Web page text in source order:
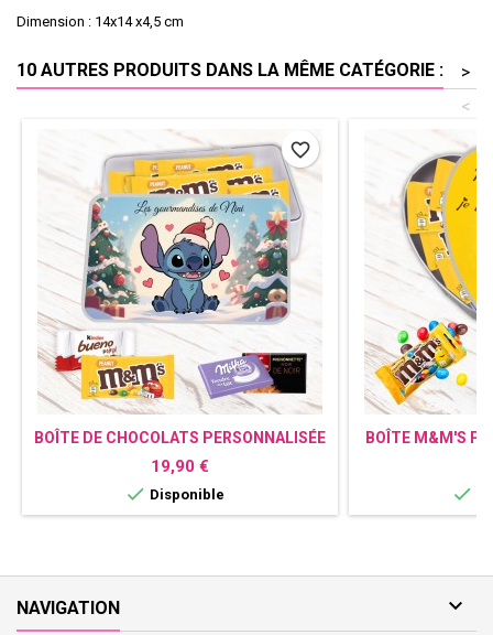
Dimension : 14x14 x4,5 cm
10 AUTRES PRODUITS DANS LA MÊME CATÉGORIE :
>
<
BOÎTE DE CHOCOLATS PERSONNALISÉE
STITCH
Prix
19,90 €
 Disponible
favorite_border
BOÎTE M&M'S

NAVIGATION 